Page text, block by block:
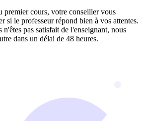
premier cours, votre conseiller vous
si le professeur répond bien à vos attentes.
pas satisfait de l'enseignant, nous
dans un délai de 48 heures.